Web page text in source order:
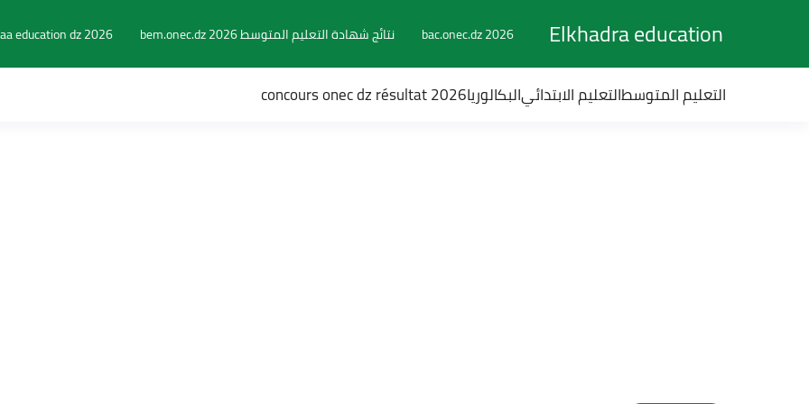
Elkhadra education
bac.onec.dz 2026 نتائج شهادة التعليم المتوسط 2026 bem.onec.dz education dz 2026
التعليم المتوسطالتعليم الابتدائيالبكالورياconcours onec dz résultat 2026